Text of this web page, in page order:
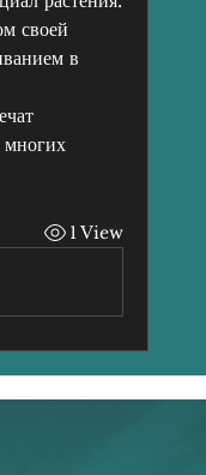
своей
в
многих
1 View